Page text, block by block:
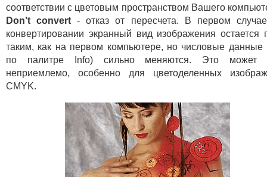
соответствии с цветовым пространством Вашего
Don’t convert - отказ от пересчета. В первом
конвертировании экранный вид изображения остается
таким, как на первом компьютере, но числовые данные
по палитре Info) сильно меняются. Это может
неприемлемо, особенно для цветоделенных
CMYK.